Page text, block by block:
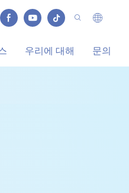
우리에 대해 문의